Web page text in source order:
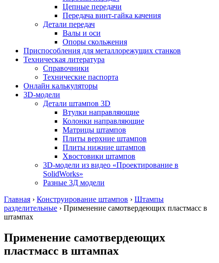
Цепные передачи
Передача винт-гайка качения
Детали передач
Валы и оси
Опоры скольжения
Приспособления для металлорежущих станков
Техническая литература
Справочники
Технические паспорта
Онлайн калькуляторы
3D-модели
Детали штампов 3D
Втулки направляющие
Колонки направляющие
Матрицы штампов
Плиты верхние штампов
Плиты нижние штампов
Хвостовики штампов
3D-модели из видео «Проектирование в
SolidWorks»
Разные 3Д модели
Главная › Конструирование штампов › Штампы
разделительные › Применение самотвердеющих пластмасс в
штампах
Применение самотвердеющих
пластмасс в штампах